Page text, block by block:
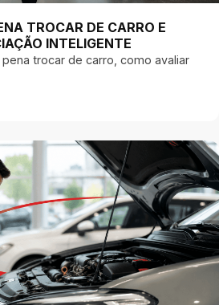
TROCAR DE CARRO E
INTELIGENTE
trocar de carro, como avaliar